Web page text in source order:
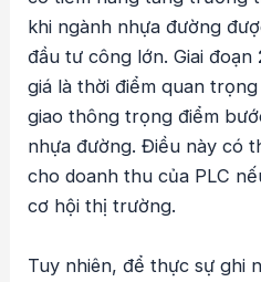
khi ngành nhựa đường
đầu tư công lớn. Giai đoạn
giá là thời điểm quan
giao thông trọng điểm
nhựa đường. Điều này có
cho doanh thu của PLC
cơ hội thị trường.
Tuy nhiên, để thực sự ghi